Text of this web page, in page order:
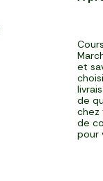
et
de
chez
de
pour